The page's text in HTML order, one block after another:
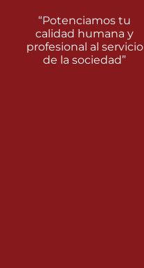
“Potenciamos tu
calidad humana y
profesional al servicio
de la sociedad”